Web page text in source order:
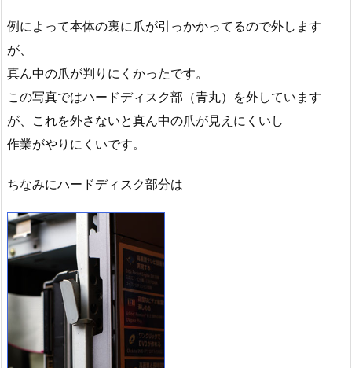
例によって本体の裏に爪が引っかかってるので外します
が、
真ん中の爪が判りにくかったです。
この写真ではハードディスク部（青丸）を外しています
が、これを外さないと真ん中の爪が見えにくいし
作業がやりにくいです。
ちなみにハードディスク部分は